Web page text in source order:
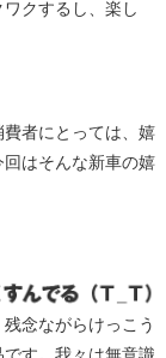
ワクするし、 楽し
費者にとっては、嬉
はそんな新車の嬉
念ながらけっこう